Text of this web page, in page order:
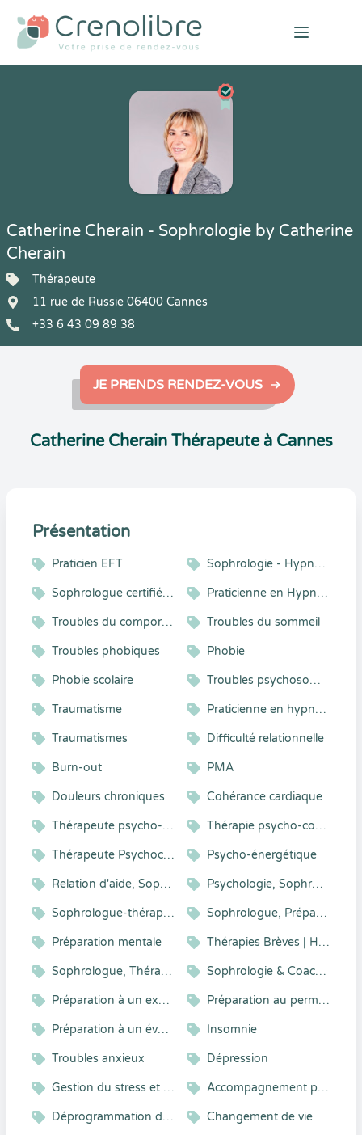
Open
Catherine Cherain - Sophrologie by Catherine
Cherain
Thérapeute
11 rue de Russie 06400 Cannes
+33 6 43 09 89 38
JE PRENDS RENDEZ-VOUS
Catherine Cherain Thérapeute à Cannes
Présentation
Praticien EFT Sophrologie - Hypnose - Coaching
Sophrologue certifiée RNCP Praticienne en Hypnose, Sophrologie, EFT, Energétique
Troubles du comportement alimentaire Troubles du sommeil
Troubles phobiques Phobie
Phobie scolaire Troubles psychosomatiques
Traumatisme Praticienne en hypnose sophrologie et EFT
Traumatismes Difficulté relationnelle
Burn-out PMA
Douleurs chroniques Cohérance cardiaque
Thérapeute psycho-corporel Thérapie psycho-corporelle
Thérapeute Psychocorporel Psycho-énergétique
Relation d'aide, Sophrologie, Energétique Psychologie, Sophrologie
Sophrologue-thérapeute psychocorporel Sophrologue, Préparateur mental, Coach professionnel
Préparation mentale Thérapies Brèves | Hypnose | Coaching
Sophrologue, Thérapeute holistique Sophrologie & Coaching
Préparation à un examen Préparation au permis de conduire
Préparation à un évènement Insomnie
Troubles anxieux Dépression
Gestion du stress et gestion émotionnelle Accompagnement psycho-émotionnel
Déprogrammation des croyances Changement de vie